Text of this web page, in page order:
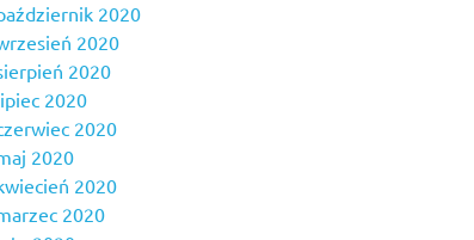
2020
2020
2020
2020
2020
2020
2020
2020